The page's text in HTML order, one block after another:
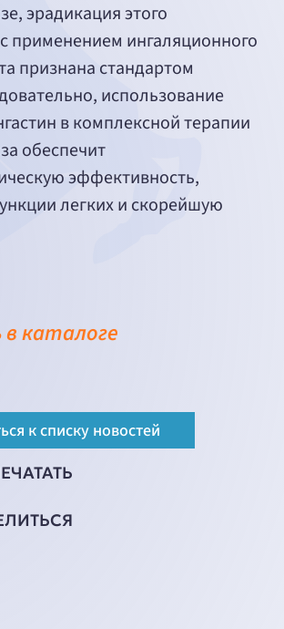
эрадикация этого
применением ингаляционного
признана стандартом
использование
в комплексной терапии
обеспечит
эффективность,
легких и скорейшую
каталоге
к списку новостей